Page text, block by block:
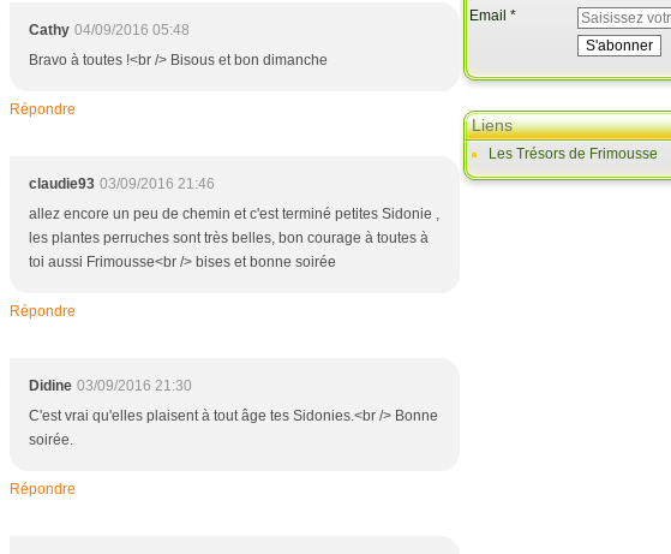
Cathy 04/09/2016 05:48
Bravo à toutes !<br /> Bisous et bon dimanche
Répondre
claudie93 03/09/2016 21:46
allez encore un peu de chemin et c'est terminé petites Sidonie ,
les plantes perruches sont très belles, bon courage à toutes à
toi aussi Frimousse<br /> bises et bonne soirée
Répondre
Didine 03/09/2016 21:30
C'est vrai qu'elles plaisent à tout âge tes Sidonies.<br /> Bonne
soirée.
Répondre
Email
Liens
Les Trésors de Frimousse